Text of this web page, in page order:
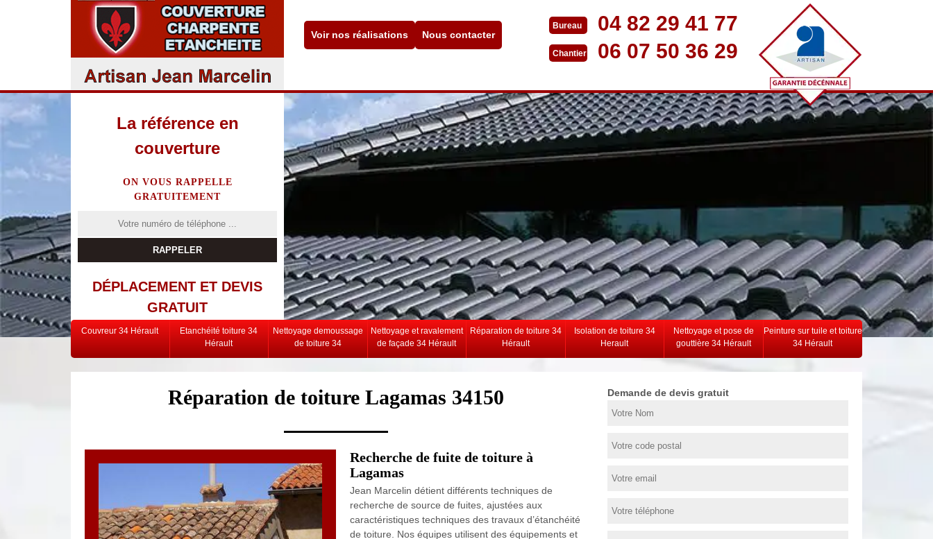
Voir nos réalisations Nous contacter
Bureau 04 82 29 41 77
Chantier 06 07 50 36 29
La référence en
couverture
ON VOUS RAPPELLE
GRATUITEMENT
DÉPLACEMENT ET DEVIS
GRATUIT
Couvreur 34 Hérault
Etanchéité toiture 34
Hérault
Nettoyage demoussage
de toiture 34
Nettoyage et ravalement
de façade 34 Hérault
Réparation de toiture 34
Hérault
Isolation de toiture 34
Herault
Nettoyage et pose de
gouttière 34 Hérault
Peinture sur tuile et toiture
34 Hérault
Réparation de toiture Lagamas 34150
Recherche de fuite de toiture à
Lagamas
Jean Marcelin détient différents techniques de
recherche de source de fuites, ajustées aux
caractéristiques techniques des travaux d’étanchéité
de toiture. Nos équipes utilisent des équipements et
Demande de devis gratuit